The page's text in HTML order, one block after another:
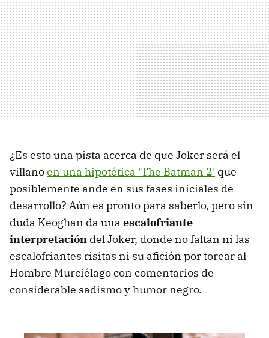
¿Es esto una pista acerca de que Joker será el
villanoen una hipotética 'The Batman 2' que
posiblemente ande en sus fases iniciales de
desarrollo? Aún es pronto para saberlo, pero sin
duda Keoghan da una escalofriante
interpretación del Joker, donde no faltan ni las
escalofriantes risitas ni su afición por torear al
Hombre Murciélago con comentarios de
considerable sadismo y humor negro.